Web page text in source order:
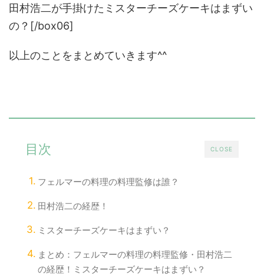
田村浩二が手掛けたミスターチーズケーキはまずい
の？[/box06]
以上のことをまとめていきます^^
CLOSE
目次
フェルマーの料理の料理監修は誰？
田村浩二の経歴！
ミスターチーズケーキはまずい？
まとめ：フェルマーの料理の料理監修・田村浩二
の経歴！ミスターチーズケーキはまずい？